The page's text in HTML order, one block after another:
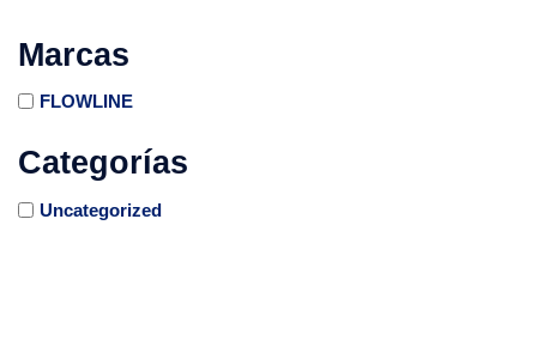
Marcas
FLOWLINE
Categorías
Uncategorized